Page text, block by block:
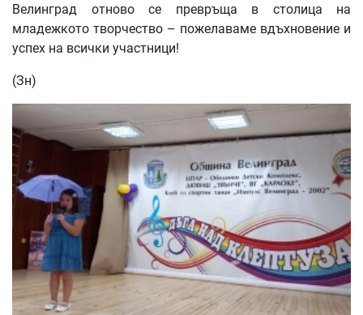
Велинград отново се превръща в столица на
младежкото творчество – пожелаваме вдъхновение и
успех на всички участници!
(Зн)